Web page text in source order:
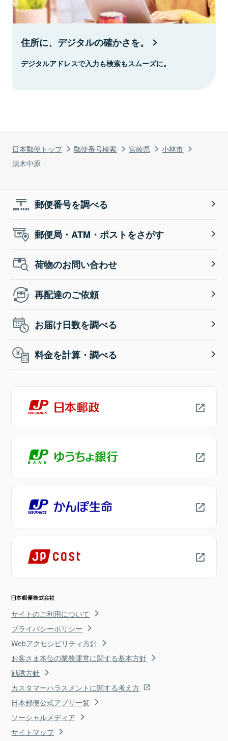
日本郵便トップ 郵便番号検索 宮崎県
小林市
須木中原
住所に、デジタルの確かさを。
デジタルアドレスで入力も検索もスムーズに。
郵便番号を調べる
郵便局・ATM・ポストをさがす
荷物のお問い合わせ
再配達のご依頼
お届け日数を調べる
料金を計算・調べる
サイトのご利用について
プライバシーポリシー
Webアクセシビリティ方針
お客さま本位の業務運営に関する基本方針
勧誘方針
カスタマーハラスメントに関する考え方
日本郵便公式アプリ一覧
ソーシャルメディア
サイトマップ